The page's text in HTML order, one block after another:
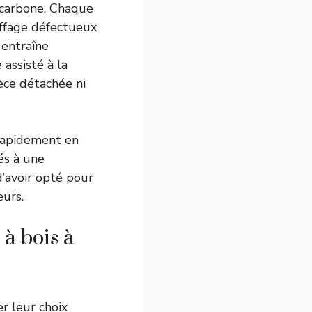
Chaque
défectueux
assisté à la
détachée ni
en
à une
opté pour
bois à
leur choix